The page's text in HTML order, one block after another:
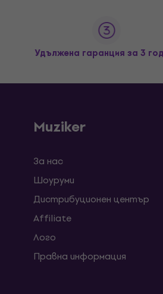
Удължена гаранция за 3
Muziker
За нас
Шоуруми
Дистрибуционен център
Affiliate
Лого
Правна информация